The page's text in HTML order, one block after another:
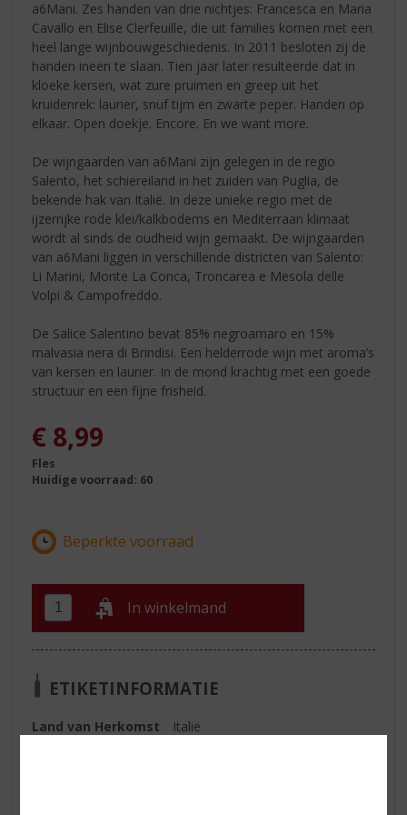
a6Mani. Zes handen van drie nichtjes: Francesca en Maria
Cavallo en Elise Clerfeuille, die uit families komen met een
heel lange wijnbouwgeschiedenis. In 2011 besloten zij de
handen ineen te slaan. Tien jaar later resulteerde dat in
kloeke kersen, wat zure pruimen en greep uit het
kruidenrek: laurier, snuf tijm en zwarte peper. Handen op
elkaar. Open doekje. Encore. En we want more.
De wijngaarden van a6Mani zijn gelegen in de regio
Salento, het schiereiland in het zuiden van Puglia, de
bekende hak van Italië. In deze unieke regio met de
ijzerrijke rode klei/kalkbodems en Mediterraan klimaat
wordt al sinds de oudheid wijn gemaakt. De wijngaarden
van a6Mani liggen in verschillende districten van Salento:
Li Marini, Monte La Conca, Troncarea e Mesola delle
Volpi & Campofreddo.
De Salice Salentino bevat 85% negroamaro en 15%
malvasia nera di Brindisi. Een helderrode wijn met aroma’s
van kersen en laurier. In de mond krachtig met een goede
structuur en een fijne frisheid.
€ 8,99
Fles
Huidige voorraad: 60
In winkelmand
ETIKETINFORMATIE
Land van Herkomst
Italië